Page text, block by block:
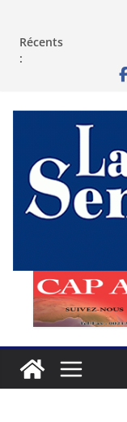
Récents
: